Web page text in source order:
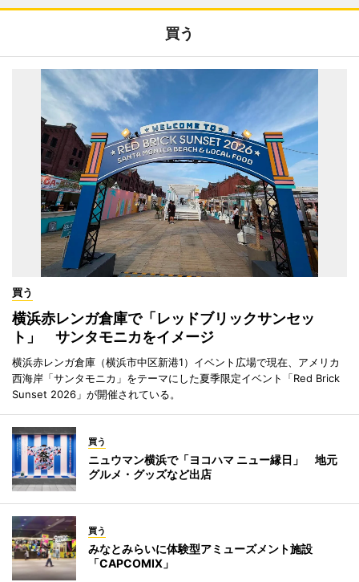
買う
買う
横浜赤レンガ倉庫で「レッドブリックサンセッ
ト」 サンタモニカをイメージ
横浜赤レンガ倉庫（横浜市中区新港1）イベント広場で現在、アメリカ
西海岸「サンタモニカ」をテーマにした夏季限定イベント「Red Brick
Sunset 2026」が開催されている。
買う
ニュウマン横浜で「ヨコハマ ニュー縁日」 地元
グルメ・グッズなど出店
買う
みなとみらいに体験型アミューズメント施設
「CAPCOMIX」